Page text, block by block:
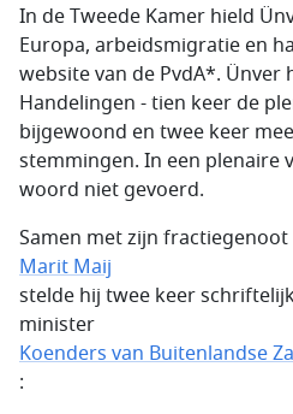
In de Tweede Kamer hield
Europa, arbeidsmigratie en
website van de PvdA*. Ünver
Handelingen - tien keer de
bijgewoond en twee keer
stemmingen. In een plenaire
woord niet gevoerd.
Samen met zijn fractiegenoot
Marit Maij
stelde hij twee keer
minister
Koenders van Buitenlandse
: